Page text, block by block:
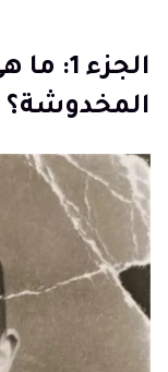
الجزء 2:
جودة الفيديو
الصور القديمة
الجزء 4: الأسئلة الشائعة حول إزالة الخدوش من الصور
الجزء
المخدوشة؟